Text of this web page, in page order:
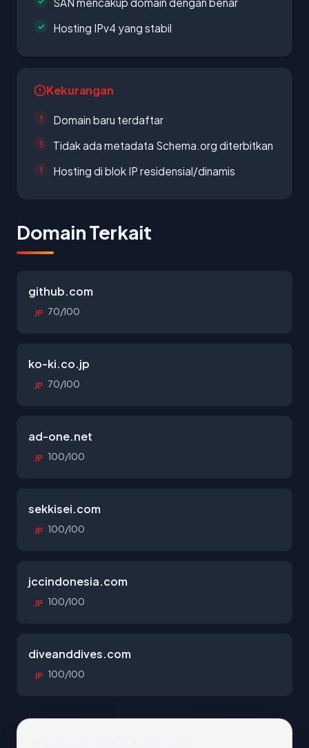
Hosting IPv4 yang stabil
Kekurangan
Domain baru terdaftar
Tidak ada metadata Schema.org diterbitkan
Hosting di blok IP residensial/dinamis
Domain Terkait
github.com
JP 70/100
ko-ki.co.jp
JP 70/100
ad-one.net
JP 100/100
sekkisei.com
JP 100/100
jccindonesia.com
JP 100/100
diveanddives.com
JP 100/100